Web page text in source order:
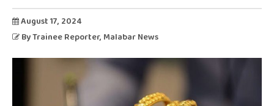
August 17, 2024
ByTrainee Reporter, Malabar News